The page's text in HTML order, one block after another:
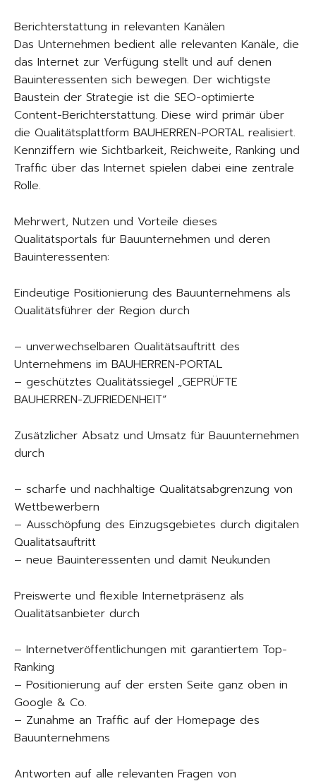
Berichterstattung in relevanten Kanälen
Das Unternehmen bedient alle relevanten Kanäle, die
das Internet zur Verfügung stellt und auf denen
Bauinteressenten sich bewegen. Der wichtigste
Baustein der Strategie ist die SEO-optimierte
Content-Berichterstattung. Diese wird primär über
die Qualitätsplattform BAUHERREN-PORTAL realisiert.
Kennziffern wie Sichtbarkeit, Reichweite, Ranking und
Traffic über das Internet spielen dabei eine zentrale
Rolle.
Mehrwert, Nutzen und Vorteile dieses
Qualitätsportals für Bauunternehmen und deren
Bauinteressenten:
Eindeutige Positionierung des Bauunternehmens als
Qualitätsführer der Region durch
– unverwechselbaren Qualitätsauftritt des
Unternehmens im BAUHERREN-PORTAL
– geschütztes Qualitätssiegel „GEPRÜFTE
BAUHERREN-ZUFRIEDENHEIT“
Zusätzlicher Absatz und Umsatz für Bauunternehmen
durch
– scharfe und nachhaltige Qualitätsabgrenzung von
Wettbewerbern
– Ausschöpfung des Einzugsgebietes durch digitalen
Qualitätsauftritt
– neue Bauinteressenten und damit Neukunden
Preiswerte und flexible Internetpräsenz als
Qualitätsanbieter durch
– Internetveröffentlichungen mit garantiertem Top-
Ranking
– Positionierung auf der ersten Seite ganz oben in
Google & Co.
– Zunahme an Traffic auf der Homepage des
Bauunternehmens
Antworten auf alle relevanten Fragen von